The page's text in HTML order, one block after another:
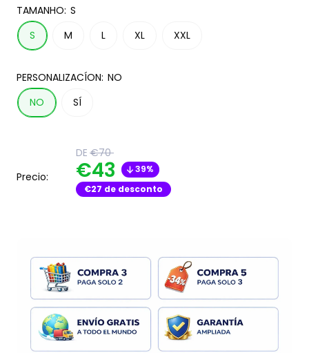
TAMANHO: S
S
M L XL XXL
PERSONALIZACÍON: NO
NO
SÍ
Precio:
DETranslation
missing:
es.product.general.regular_price
€70
Translation
missing:
€43
39%
€27 de desconto